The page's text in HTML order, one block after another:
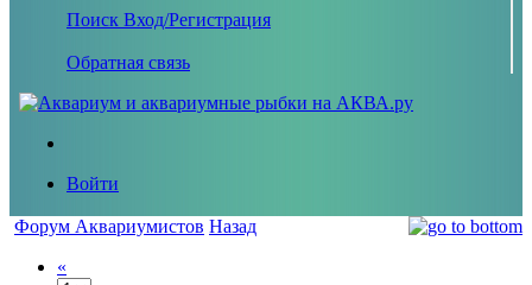
Поиск Вход/Регистрация
Обратная связь
Войти
Форум Аквариумистов Назад
«